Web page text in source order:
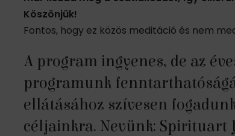
Köszönjük!
Fontos, hogy ez közös meditáció és nem
A program ingyenes, de az
programunk
ellátásához szívesen
céljainkra. Nevünk: Spirituart